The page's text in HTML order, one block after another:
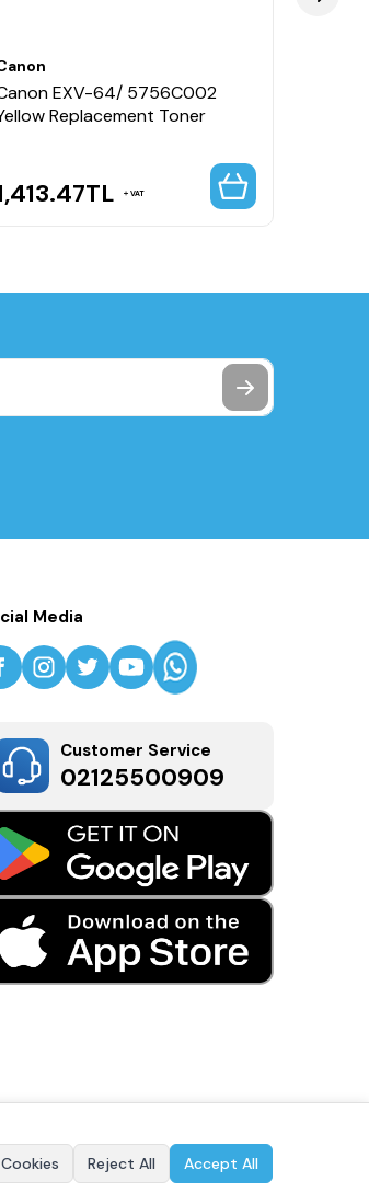
EXV-64/ 5756C002
Replacement Toner
TL VAT
Media
Customer Service
02125500909
Reject All Accept All